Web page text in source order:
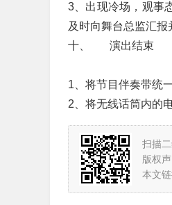
3、出现冷场，观事
及时向舞台总监汇报
十、 演出结束
1、将节目伴奏带统
2、将无线话筒内的
扫描
版权
本文链